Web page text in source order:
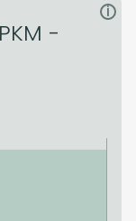
-
i